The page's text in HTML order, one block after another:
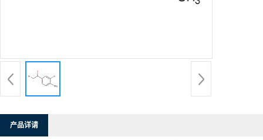
产品详请